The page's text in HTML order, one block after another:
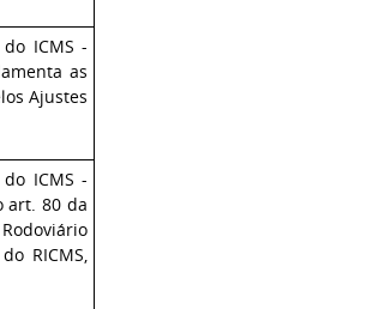
ICMS -
as
Ajustes
ICMS -
art. 80 da
RICMS,